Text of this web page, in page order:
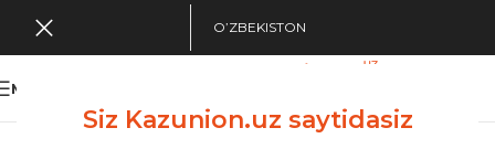
Siz Kazunion.uz saytidasiz
O’ZBEKISTON
MENU